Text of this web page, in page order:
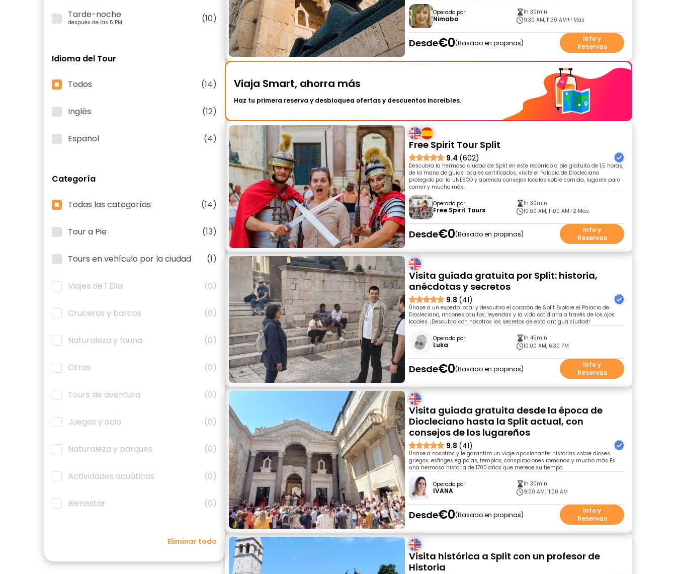
Tarde-noche
después de las 5 PM (10)
Idioma del Tour
Todos (14)
Inglés (12)
Español (4)
Categoría
Todas las categorías (14)
Tour a Pie (13)
Tours en vehículo por la ciudad (1)
Viajes de 1 Día (0)
Cruceros y barcos (0)
Naturaleza y fauna (0)
Otros (0)
Tours de aventura (0)
Juegos y ocio (0)
Naturaleza y parques (0)
Actividades acuáticas (0)
Bienestar (0)
Eliminar todo
Operado por
Nimabo
1h 30min
9:30 AM, 11:30 AM+1 Más
Desde€0 Basado en propinas
Info y
Reservas
Viaja Smart, ahorra más
Haz tu primera reserva y desbloquea ofertas y descuentos increíbles.
Free Spirit Tour Split
9.4 (602)
Descubra la hermosa ciudad de Split en este recorrido a pie gratuito de 1,5 horas,
de la mano de guías locales certificados, visite el Palacio de Diocleciano
protegido por la UNESCO y aprenda consejos locales sobre comida, lugares para
comer y mucho más.
Operado por
Free Spirit Tours
1h 30min
10:00 AM, 11:00 AM+2 Más
Desde€0 Basado en propinas
Info y
Reservas
Visita guiada gratuita por Split: historia,
anécdotas y secretos
9.8 (41)
Únase a un experto local y descubra el corazón de Split Explore el Palacio de
Diocleciano, rincones ocultos, leyendas y la vida cotidiana a través de los ojos
locales. ¡Descubra con nosotros los secretos de esta antigua ciudad!
Operado por
Luka
1h 45min
10:00 AM, 6:30 PM
Desde€0 Basado en propinas
Info y
Reservas
Visita guiada gratuita desde la época de
Diocleciano hasta la Split actual, con
consejos de los lugareños
9.8 (41)
Únase a nosotros y le garantizo un viaje apasionante: historias sobre dioses
griegos, esfinges egipcias, templos, conspiraciones romanas y mucho más Es
una hermosa historia de 1700 años que merece su tiempo.
Operado por
IVANA
1h 30min
9:00 AM, 11:00 AM
Desde€0 Basado en propinas
Info y
Reservas
Visita histórica a Split con un profesor de
Historia